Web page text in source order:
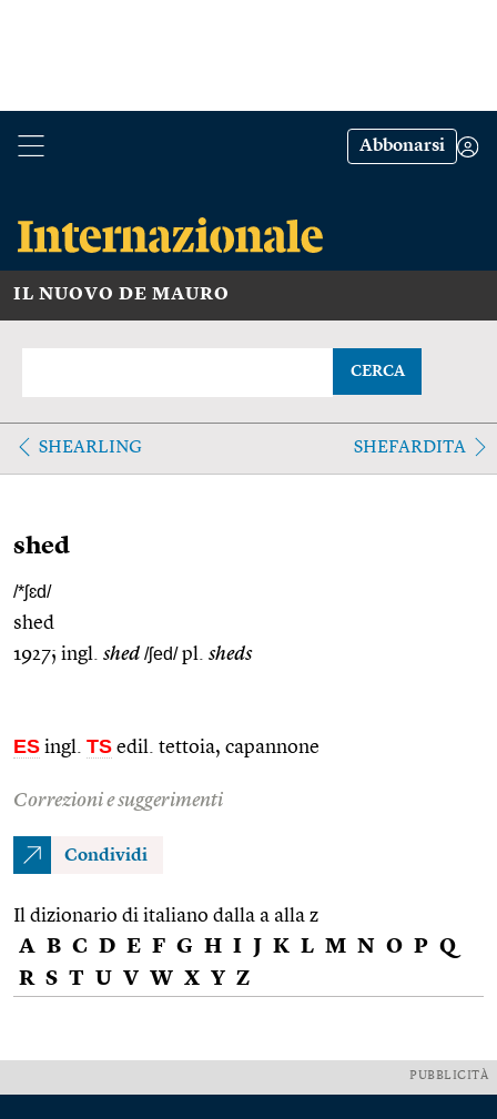
Abbonarsi
IL NUOVO DE MAURO
CERCA
SHEARLING SHEFARDITA
shed
/*ʃɛd/
shed
1927; ingl. shed /ʃed/pl. sheds
ES ingl. TS edil. tettoia, capannone
Correzioni e suggerimenti
Condividi
Il dizionario di italiano dalla a alla z
A B C D E F G H I J K L M N O P Q
R S T U V W X Y Z
PUBBLICITÀ